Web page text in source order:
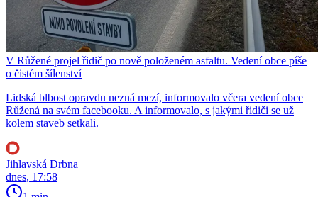
V Růžené projel řidič po nově položeném asfaltu. Vedení obce píše
o čistém šílenství
Lidská blbost opravdu nezná mezí, informovalo včera vedení obce
Růžená na svém facebooku. A informovalo, s jakými řidiči se už
kolem staveb setkali.
Jihlavská Drbna
dnes, 17:58